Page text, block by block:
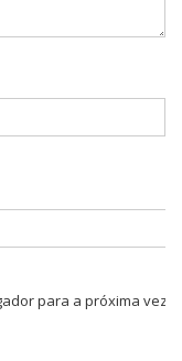
para a próxima vez